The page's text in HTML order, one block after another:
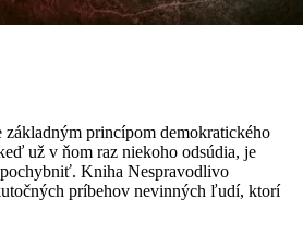
základným princípom demokratického
už v ňom raz niekoho odsúdia, je
Kniha Nespravodlivo
príbehov nevinných ľudí, ktorí